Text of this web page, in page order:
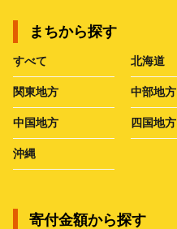
まちから探す
すべて 北海道
関東地方 中部地方
中国地方 四国地方
沖縄
寄付金額から探す